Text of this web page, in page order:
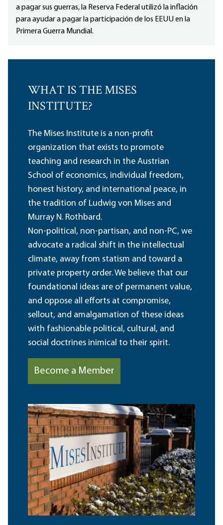
a pagar sus guerras, la Reserva Federal utilizó la inflación
para ayudar a pagar la participación de los EEUU en la
Primera Guerra Mundial.
WHAT IS THE MISES
INSTITUTE?
The Mises Institute is a non-profit
organization that exists to promote
teaching and research in the Austrian
School of economics, individual freedom,
honest history, and international peace, in
the tradition of Ludwig von Mises and
Murray N. Rothbard.
Non-political, non-partisan, and non-PC, we
advocate a radical shift in the intellectual
climate, away from statism and toward a
private property order. We believe that our
foundational ideas are of permanent value,
and oppose all efforts at compromise,
sellout, and amalgamation of these ideas
with fashionable political, cultural, and
social doctrines inimical to their spirit.
Become a Member